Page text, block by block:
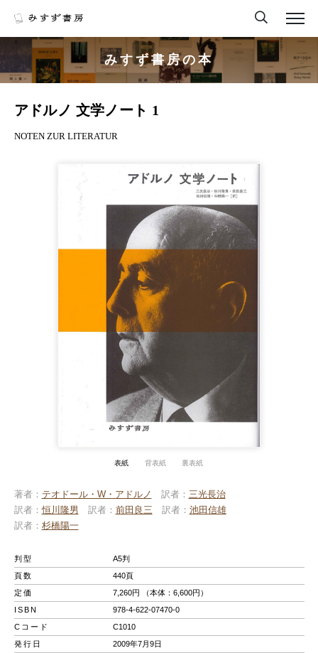
みすず書房の本
アドルノ 文学ノート 1
NOTEN ZUR LITERATUR
表紙 背表紙 裏表紙
著者 テオドール・W・アドルノ 訳者
三光長治
訳者
恒川隆男 訳者 前田良三 訳者
池田信雄
訳者
杉橋陽一
判型
A5判
頁数
440頁
定価
7,260円 （本体：6,600円）
ISBN
978-4-622-07470-0
Cコード
C1010
発行日
2009年7月9日